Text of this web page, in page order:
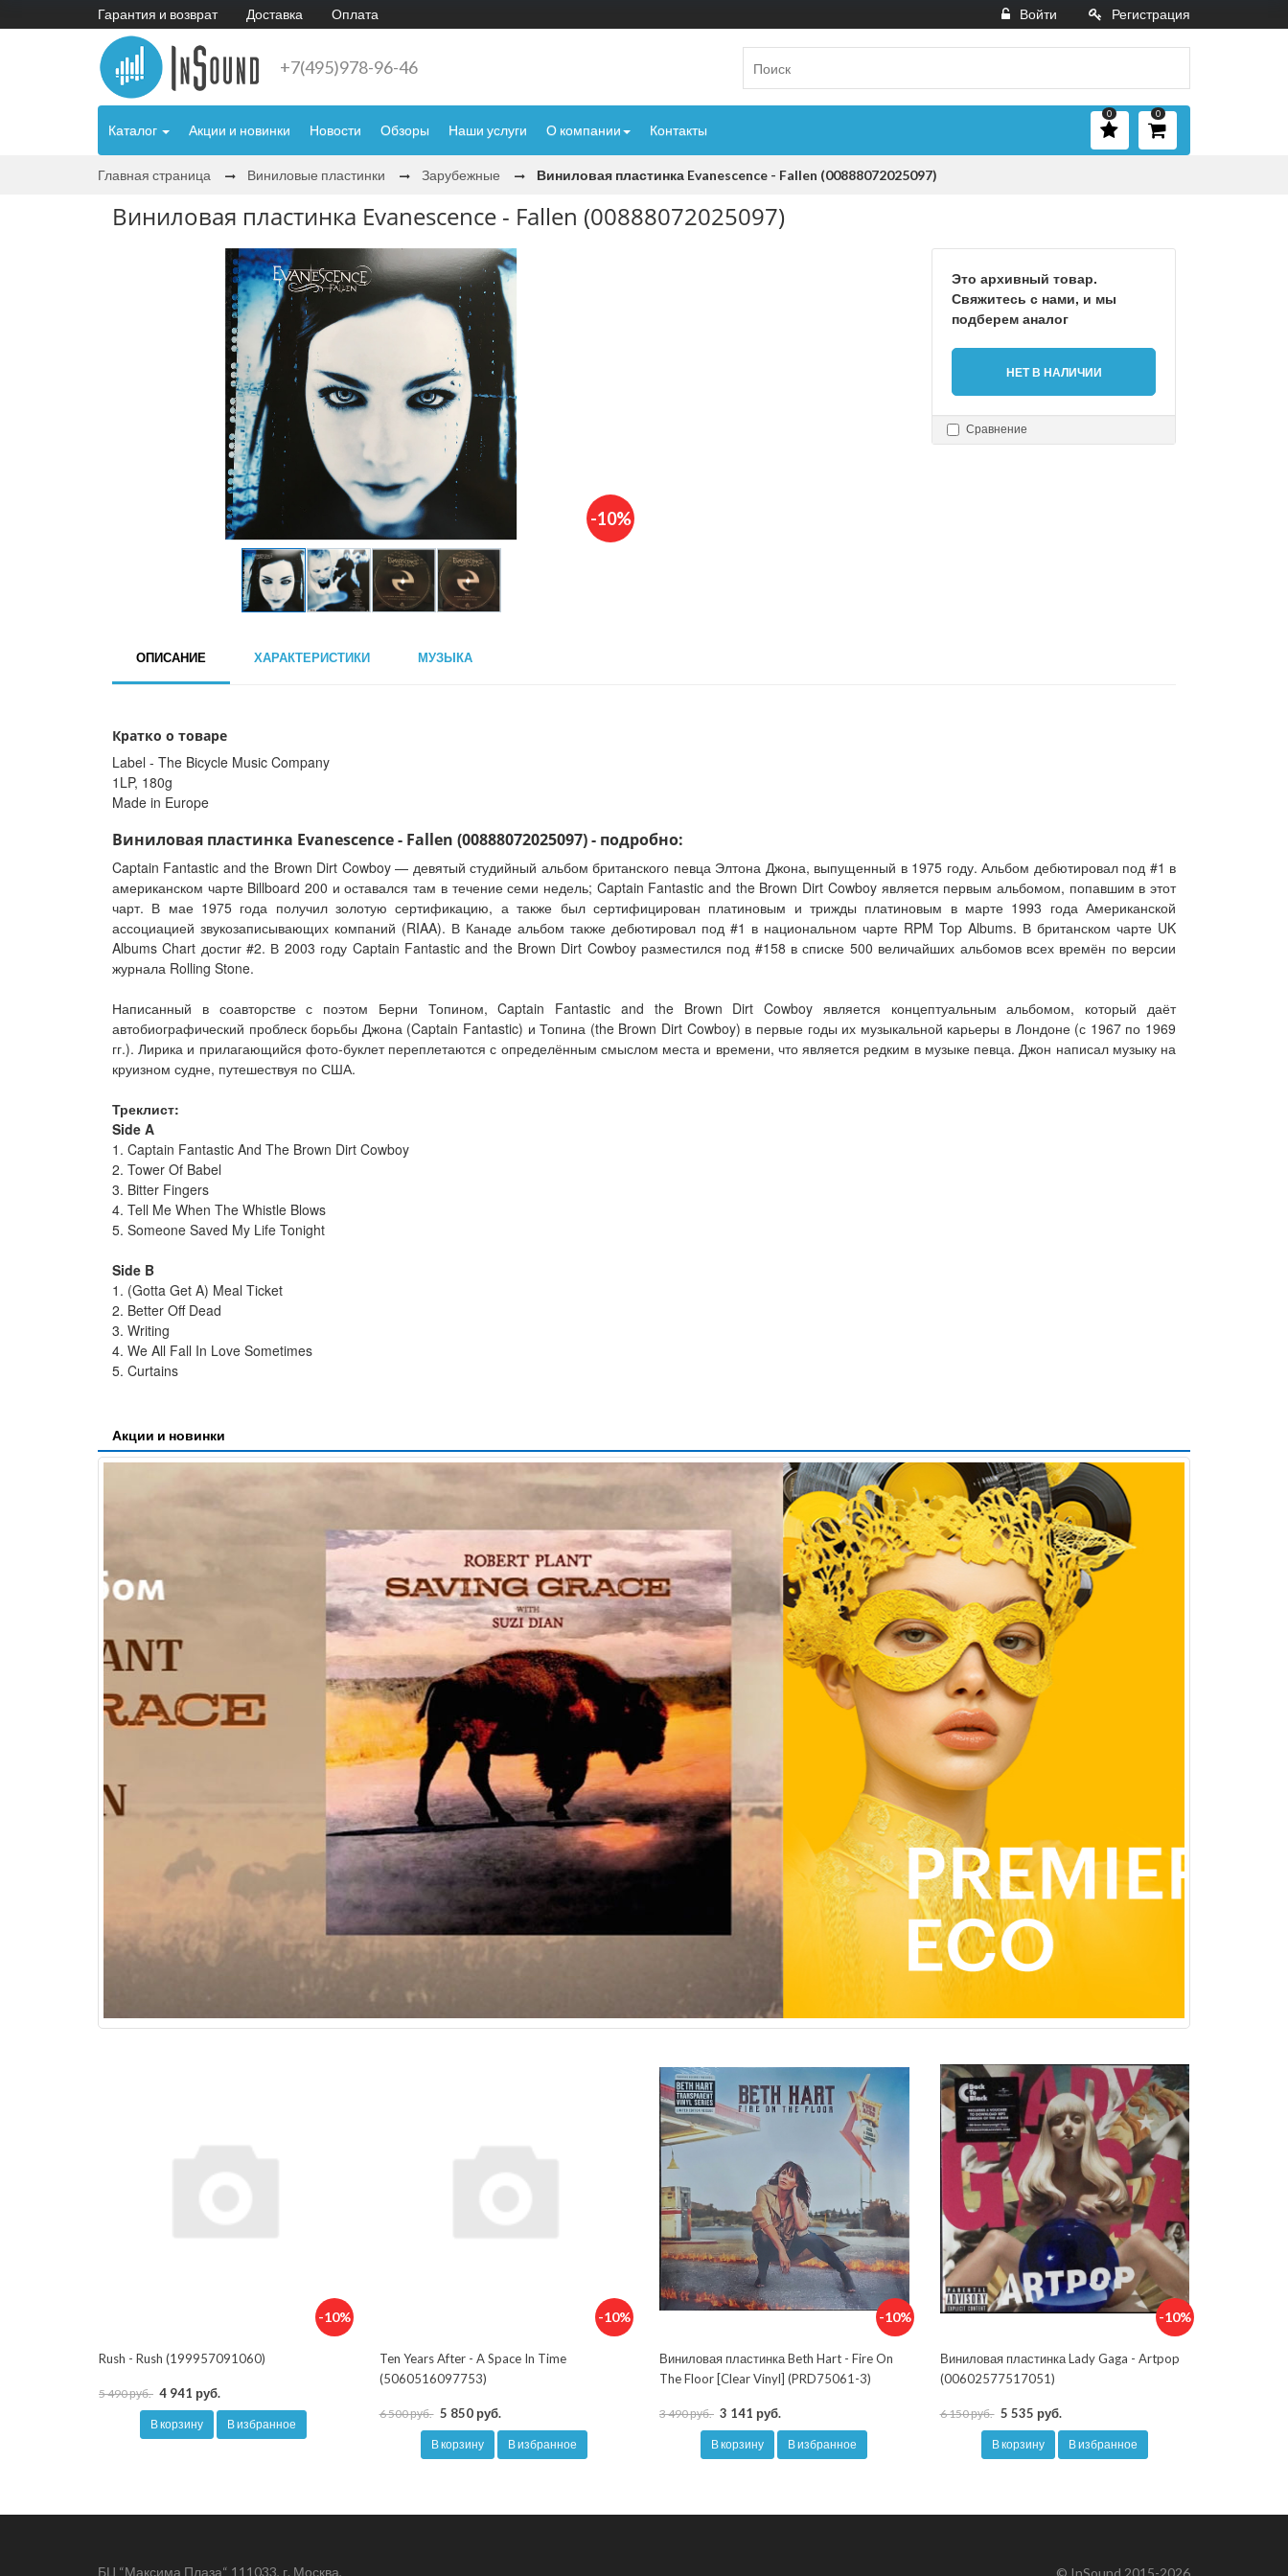
Гарантия и возврат Доставка Оплата Войти Регистрация
+7(495)978-96-46
Каталог Акции и новинки Новости Обзоры Наши услуги О компании Контакты
0
0
Главная страница Виниловые пластинки Зарубежные Виниловая пластинка Evanescence - Fallen (00888072025097)
Виниловая пластинка Evanescence - Fallen (00888072025097)
-10%
Это архивный товар.
Свяжитесь с нами, и мы
подберем аналог
НЕТ В НАЛИЧИИ
Сравнение
ОПИСАНИЕ ХАРАКТЕРИСТИКИ МУЗЫКА
Кратко о товаре
Label - The Bicycle Music Company
1LP, 180g
Made in Europe
Виниловая пластинка Evanescence - Fallen (00888072025097) - подробно:
Captain Fantastic and the Brown Dirt Cowboy — девятый студийный альбом британского певца Элтона Джона, выпущенный в 1975 году. Альбом дебютировал под #1 в
американском чарте Billboard 200 и оставался там в течение семи недель; Captain Fantastic and the Brown Dirt Cowboy является первым альбомом, попавшим в этот
чарт. В мае 1975 года получил золотую сертификацию, а также был сертифицирован платиновым и трижды платиновым в марте 1993 года Американской
ассоциацией звукозаписывающих компаний (RIAA). В Канаде альбом также дебютировал под #1 в национальном чарте RPM Top Albums. В британском чарте UK
Albums Chart достиг #2. В 2003 году Captain Fantastic and the Brown Dirt Cowboy разместился под #158 в списке 500 величайших альбомов всех времён по версии
журнала Rolling Stone.
Написанный в соавторстве с поэтом Берни Топином, Captain Fantastic and the Brown Dirt Cowboy является концептуальным альбомом, который даёт
автобиографический проблеск борьбы Джона (Captain Fantastic) и Топина (the Brown Dirt Cowboy) в первые годы их музыкальной карьеры в Лондоне (с 1967 по 1969
гг.). Лирика и прилагающийся фото-буклет переплетаются с определённым смыслом места и времени, что является редким в музыке певца. Джон написал музыку на
круизном судне, путешествуя по США.
Треклист:
Side A
1. Captain Fantastic And The Brown Dirt Cowboy
2. Tower Of Babel
3. Bitter Fingers
4. Tell Me When The Whistle Blows
5. Someone Saved My Life Tonight
Side B
1. (Gotta Get A) Meal Ticket
2. Better Off Dead
3. Writing
4. We All Fall In Love Sometimes
5. Curtains
Акции и новинки
-10%
Rush - Rush (199957091060)
5 490 руб. 4 941 руб.
В корзину В избранное
-10%
Ten Years After - A Space In Time
(5060516097753)
6 500 руб. 5 850 руб.
В корзину В избранное
-10%
Виниловая пластинка Beth Hart - Fire On
The Floor [Clear Vinyl] (PRD75061-3)
3 490 руб. 3 141 руб.
В корзину В избранное
-10%
Виниловая пластинка Lady Gaga - Artpop
(00602577517051)
6 150 руб. 5 535 руб.
В корзину В избранное
БЦ “Максима Плаза“ 111033, г. Москва,